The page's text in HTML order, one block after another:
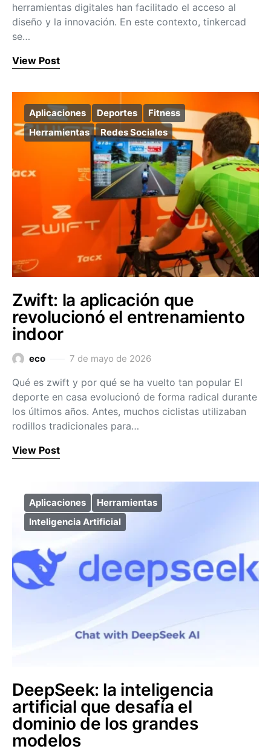
herramientas digitales han facilitado el acceso al
diseño y la innovación. En este contexto, tinkercad
se…
View Post
Aplicaciones Deportes
Fitness
Herramientas
Redes Sociales
Zwift: la aplicación que
revolucionó el entrenamiento
indoor
eco 7 de mayo de 2026
Qué es zwift y por qué se ha vuelto tan popular El
deporte en casa evolucionó de forma radical durante
los últimos años. Antes, muchos ciclistas utilizaban
rodillos tradicionales para…
View Post
Aplicaciones
Herramientas
Inteligencia Artificial
DeepSeek: la inteligencia
artificial que desafía el
dominio de los grandes
modelos